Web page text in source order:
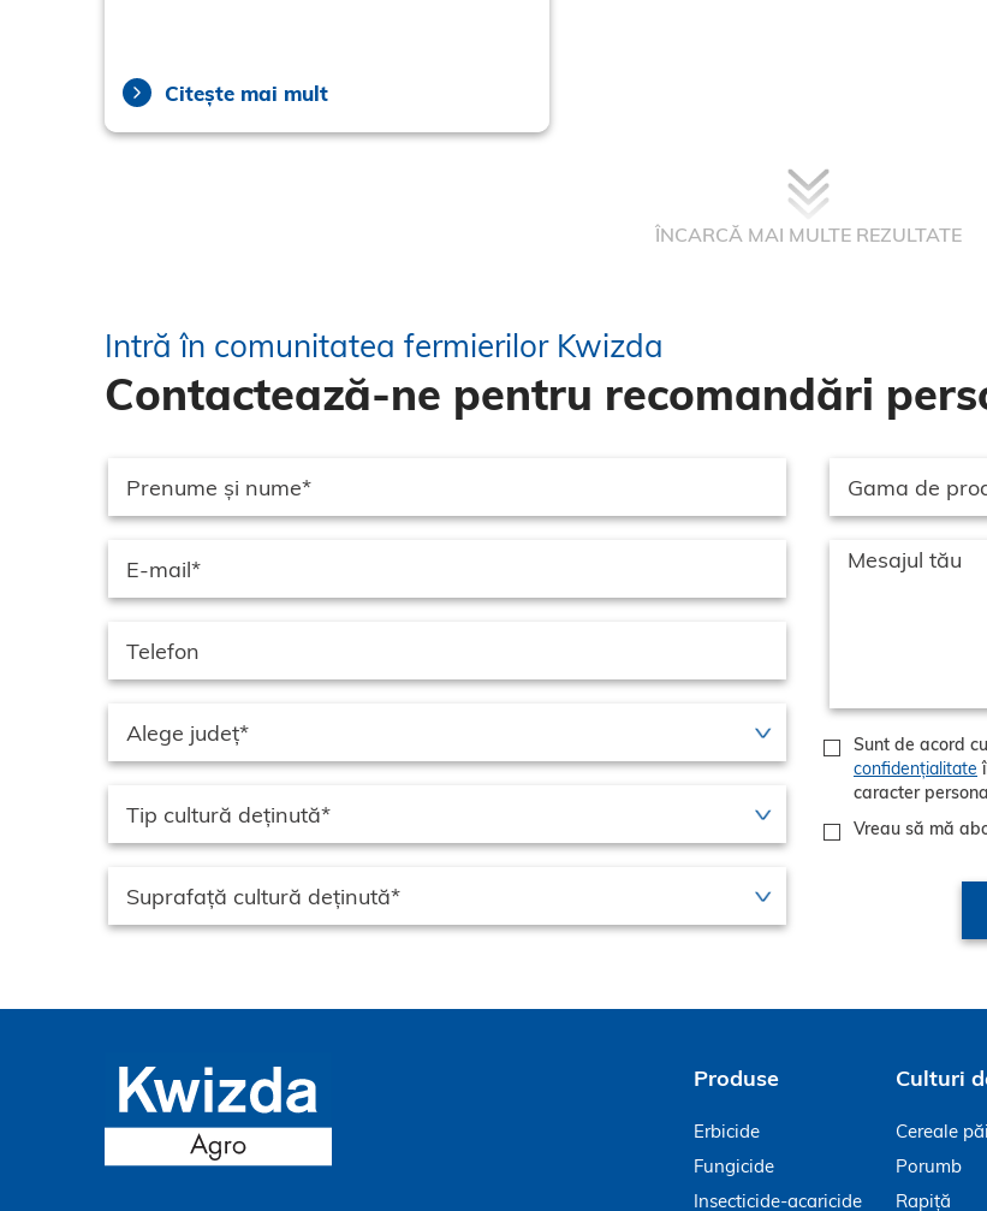
Citește mai mult
ÎNCARCĂ MAI MULTE REZULTATE
Intră în comunitatea fermierilor Kwizda
Contactează-ne pentru recomandări
Sunt de acord cu
confidențialitate în acord cu politicile GDPR privind prelucrarea datelor cu
caracter
Vreau să mă
Produse
Erbicide
Fungicide
Insecticide-acaricide
Culturi
Cereale
Porumb
Rapiță